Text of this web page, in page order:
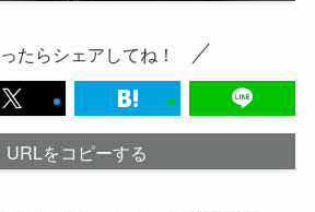
たらシェアしてね！
URLをコピーする